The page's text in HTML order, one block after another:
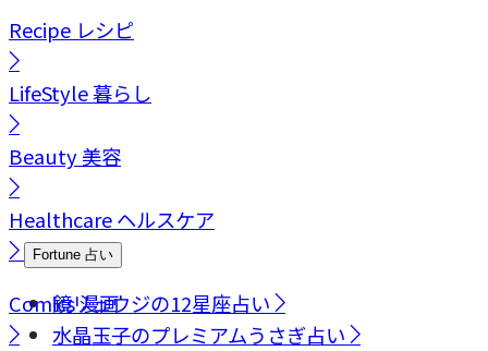
Recipe レシピ
LifeStyle暮らし
Beauty美容
Healthcareヘルスケア
Fortune 占い
鏡リュウジの12星座占い
水晶玉子のプレミアムうさぎ占い
Comics漫画